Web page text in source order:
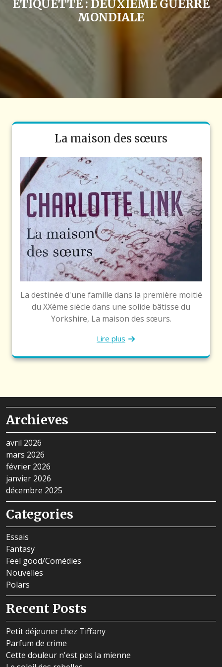
ÉTIQUETTE : DEUXIÈME GUERRE
MONDIALE
La maison des sœurs
La destinée d'une famille dans la première moitié
du XXème siècle dans une solide bâtisse du
Yorkshire, La maison des sœurs.
Lire plus
Archieves
avril 2026
mars 2026
février 2026
janvier 2026
décembre 2025
Categories
Essais
Fantasy
Feel good/Comédies
Nouvelles
Polars
Recent Posts
Petit déjeuner chez Tiffany
Parfum de crime
Cette douleur n'est pas la mienne